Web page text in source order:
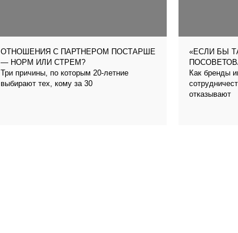
ОТНОШЕНИЯ С ПАРТНЕРОМ ПОСТАРШЕ
— НОРМ ИЛИ СТРЕМ?
Три причины, по которым 20-летние
выбирают тех, кому за 30
«ЕСЛИ БЫ
Как бренды
отказывают